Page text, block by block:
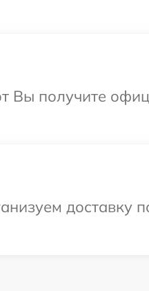
Вы получите
доставку